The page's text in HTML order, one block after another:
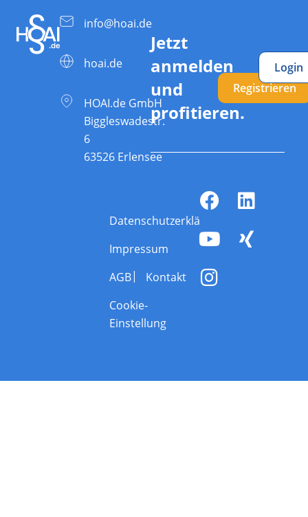
info@hoai.de
hoai.de
HOAI.de GmbH
Biggleswadestr.
6
63526 Erlensee
Jetzt
anmelden
und
profitieren.
Registrieren
Login
Datenschutzerklärung
Impressum
AGB
Kontakt
Cookie-
Einstellung